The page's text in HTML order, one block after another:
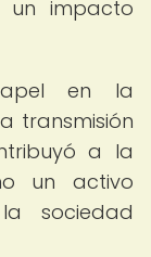
un impacto
en la
transmisión
a la
un activo
sociedad